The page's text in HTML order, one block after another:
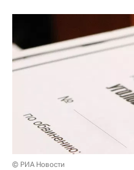
© РИА Новости